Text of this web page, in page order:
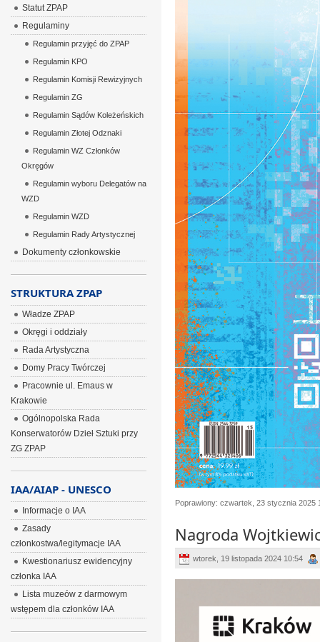
Poprawiony: czwartek, 23 stycznia 2025
Nagroda
wtorek, 19 listopada 2024 10:54
Statut ZPAP
Regulaminy
Regulamin przyjęć do ZPAP
Regulamin KPO
Regulamin Komisji Rewizyjnych
Regulamin ZG
Regulamin Sądów Koleżeńskich
Regulamin Złotej Odznaki
Regulamin WZ Członków
Okręgów
Regulamin wyboru Delegatów na
WZD
Regulamin WZD
Regulamin Rady Artystycznej
Dokumenty członkowskie
STRUKTURA ZPAP
Władze ZPAP
Okręgi i oddziały
Rada Artystyczna
Domy Pracy Twórczej
Pracownie ul. Emaus w
Krakowie
Ogólnopolska Rada
Konserwatorów Dzieł Sztuki przy
ZG ZPAP
IAA/AIAP - UNESCO
Informacje o IAA
Zasady
członkostwa/legitymacje IAA
Kwestionariusz ewidencyjny
członka IAA
Lista muzeów z darmowym
wstępem dla członków IAA